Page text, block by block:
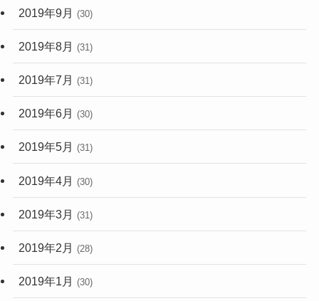
2019年9月 (30)
2019年8月 (31)
2019年7月 (31)
2019年6月 (30)
2019年5月 (31)
2019年4月 (30)
2019年3月 (31)
2019年2月 (28)
2019年1月 (30)